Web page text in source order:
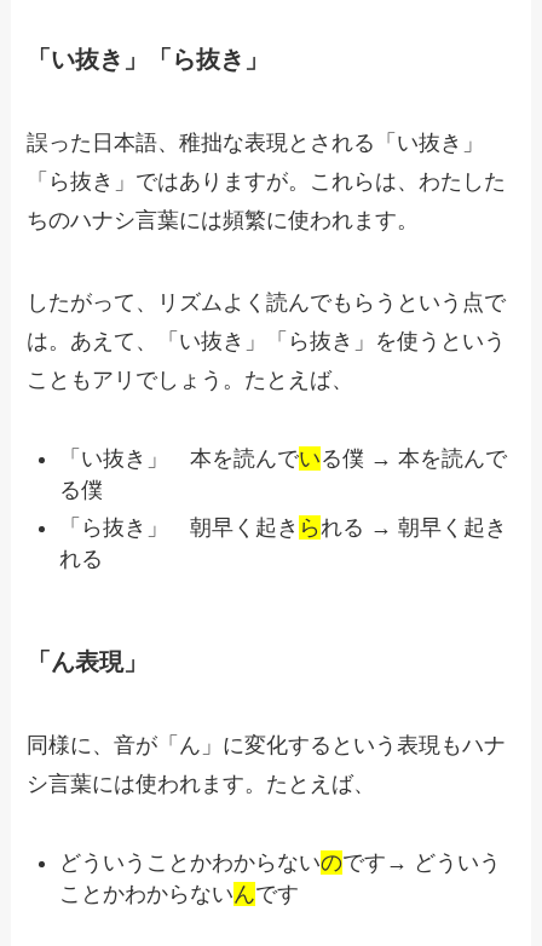
「い抜き」「ら抜き」
誤った日本語、稚拙な表現とされる「い抜き」
「ら抜き」ではありますが。これらは、わたした
ちのハナシ言葉には頻繁に使われます。
したがって、リズムよく読んでもらうという点で
は。あえて、「い抜き」「ら抜き」を使うという
こともアリでしょう。たとえば、
「い抜き」 本を読んでいる僕 → 本を読んで
る僕
「ら抜き」 朝早く起き ら れる → 朝早く起き
れる
「ん表現」
同様に、音が「ん」に変化するという表現もハナ
シ言葉には使われます。たとえば、
どういうことかわからないのです→ どういう
ことかわからないんです